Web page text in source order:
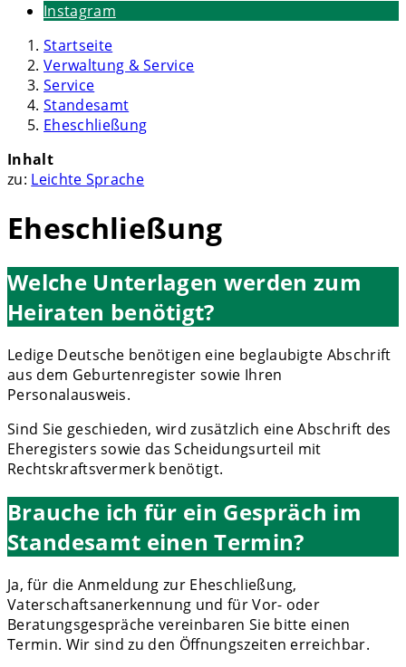
Instagram
Startseite
Verwaltung & Service
Service
Standesamt
Eheschließung
Inhalt
zu: Leichte Sprache
Eheschließung
Welche Unterlagen werden zum
Heiraten benötigt?
Ledige Deutsche benötigen eine beglaubigte Abschrift
aus dem Geburtenregister sowie Ihren
Personalausweis.
Sind Sie geschieden, wird zusätzlich eine Abschrift des
Eheregisters sowie das Scheidungsurteil mit
Rechtskraftsvermerk benötigt.
Brauche ich für ein Gespräch im
Standesamt einen Termin?
Ja, für die Anmeldung zur Eheschließung,
Vaterschaftsanerkennung und für Vor- oder
Beratungsgespräche vereinbaren Sie bitte einen
Termin. Wir sind zu den Öffnungszeiten erreichbar.